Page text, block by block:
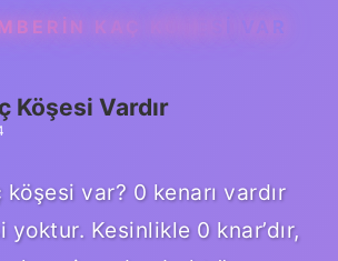
KAÇ KÖŞESI VAR
Köşesi Vardır
var? 0 kenarı vardır
yoktur. Kesinlikle 0 knar’dır,